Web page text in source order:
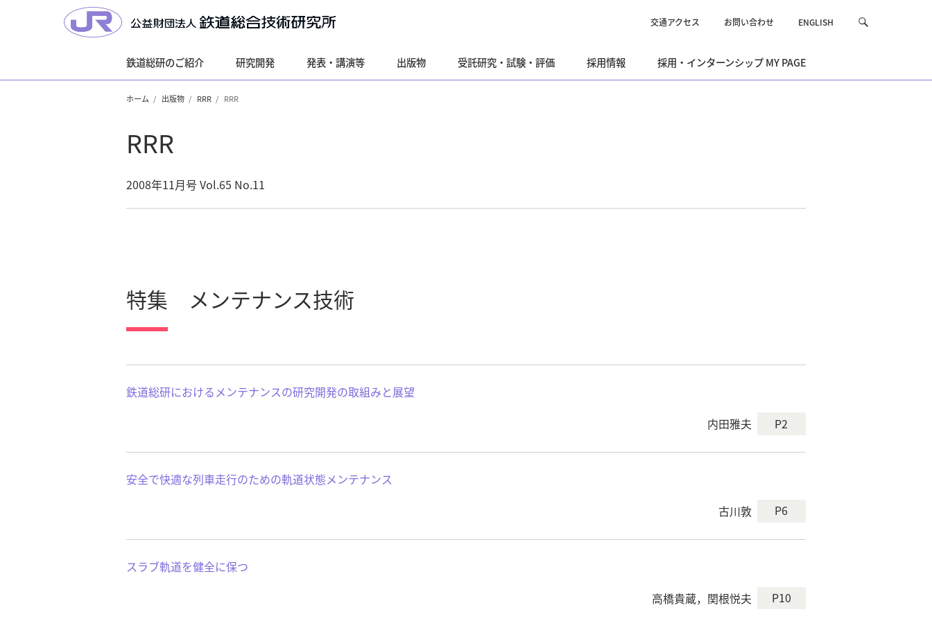
交通アクセス お問い合わせ ENGLISH
サ
を
鉄道総研のご紹介 研究開発 発表・講演等 出版物 受託研究・試験・評価 採用情報 採用・インターンシップ MY PAGE
ホーム 出版物 RRR RRR
RRR
2008年11月号 Vol.65 No.11
特集 メンテナンス技術
鉄道総研におけるメンテナンスの研究開発の取組みと展望
内田雅夫
P2
安全で快適な列車走行のための軌道状態メンテナンス
古川敦
P6
スラブ軌道を健全に保つ
高橋貴蔵，関根悦夫
P10